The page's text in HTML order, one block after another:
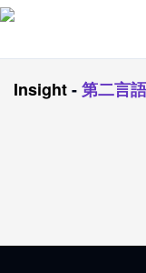
Insight-第二言